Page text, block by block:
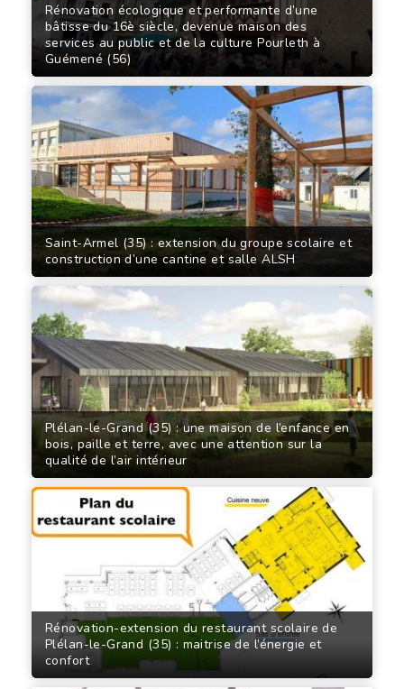
Rénovation écologique et performante d’une
bâtisse du 16è siècle, devenue maison des
services au public et de la culture Pourleth à
Guémené (56)
Saint-Armel (35) : extension du groupe scolaire et
construction d’une cantine et salle ALSH
Plélan-le-Grand (35) : une maison de l’enfance en
bois, paille et terre, avec une attention sur la
qualité de l’air intérieur
Rénovation-extension du restaurant scolaire de
Plélan-le-Grand (35) : maitrise de l’énergie et
confort